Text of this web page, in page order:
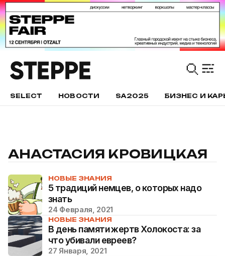
SELECT НОВОСТИ SA2025 БИЗНЕС И
АНАСТАСИЯ КРОВИЦКАЯ
НОВЫЕ ЗНАНИЯ
5 традиций немцев, о которых надо
знать
24 Февраля, 2021
НОВЫЕ ЗНАНИЯ
В день памяти жертв Холокоста: за
что убивали евреев?
27 Января, 2021